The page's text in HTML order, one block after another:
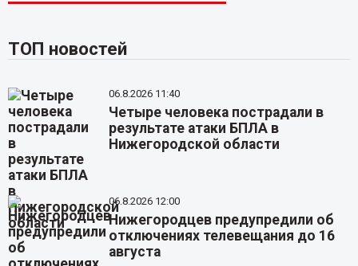
ТОП новостей
06.8.2026 11:40
Четыре человека пострадали в
результате атаки БПЛА в
Нижегородской области
06.8.2026 12:00
Нижегородцев предупредили об
отключениях телевещания до 16
августа